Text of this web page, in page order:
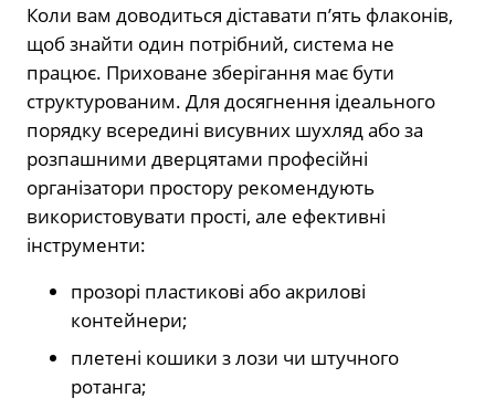
Коли вам доводиться діставати п’ять флаконів,
щоб знайти один потрібний, система не
працює. Приховане зберігання має бути
структурованим. Для досягнення ідеального
порядку всередині висувних шухляд або за
розпашними дверцятами професійні
організатори простору рекомендують
використовувати прості, але ефективні
інструменти:
прозорі пластикові або акрилові
контейнери;
плетені кошики з лози чи штучного
ротанга;